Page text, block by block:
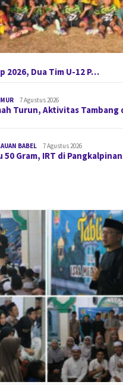
2026, Dua Tim U-12 P…
7 Agustus 2026
Turun, Aktivitas
BABEL 7 Agustus 2026
50 Gram, IRT di